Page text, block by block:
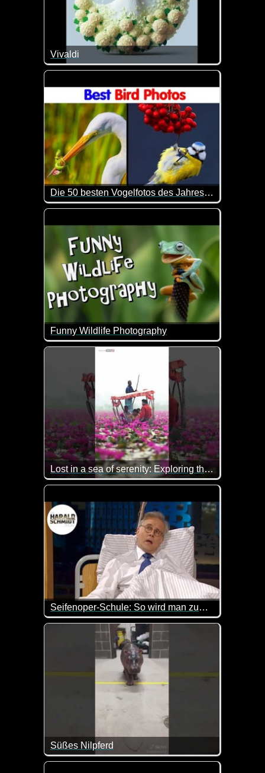
Vivaldi
Tolle Musik und geniale Bilder.
Die 50 besten Vogelfotos des Jahres 2024 wurden bekannt gegeben und sie sind wirklich erstaunlich
Solche genialen Aufnahmen muss man erst mal
Funny Wildlife Photography
Das sind doch mal geniale Bilder von Tieren.
Lost in a sea of serenity: Exploring the enchanting world of water lilies
Wenn diese Seerosen nicht wunderschön sind.
Seifenoper-Schule: So wird man zum Serienstar! - Die Harald Schmidt Show
Wenn du selbst mal als Star einer Seifenoper vor
Süßes Nilpferd
Hier siehst du das Nilpferd Fiona als "Baby" und